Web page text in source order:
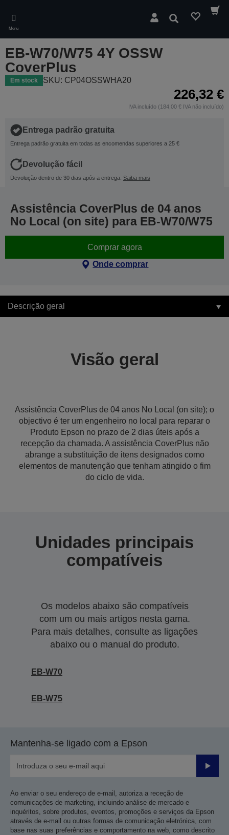
main
content
Menu
Pesquisar
EB-W70/W75 4Y OSSW
CoverPlus
Em stock SKU: CP04OSSWHA20
226,32 €
IVA incluído (184,00 € IVA não incluído)
Entrega padrão gratuita
Entrega padrão gratuita em todas as encomendas superiores a 25 €
Devolução fácil
Devolução dentro de 30 dias após a entrega. Saiba mais
Assistência CoverPlus de 04 anos
No Local (on site) para EB-W70/W75
Comprar agora
Onde comprar
Descrição geral
Visão geral
Assistência CoverPlus de 04 anos No Local (on site); o
objectivo é ter um engenheiro no local para reparar o
Produto Epson no prazo de 2 dias úteis após a
recepção da chamada. A assistência CoverPlus não
abrange a substituição de itens designados como
elementos de manutenção que tenham atingido o fim
do ciclo de vida.
Unidades principais
compatíveis
Os modelos abaixo são compatíveis
com um ou mais artigos nesta gama.
Para mais detalhes, consulte as ligações
abaixo ou o manual do produto.
EB-W70
EB-W75
Mantenha-se ligado com a Epson
Enviar
Ao enviar o seu endereço de e-mail, autoriza a receção de
comunicações de marketing, incluindo análise de mercado e
inquéritos, sobre produtos, eventos, promoções e serviços da Epson
através de e-mail ou outras formas de comunicação eletrónica, com
base nas suas preferências e comportamento na web, como descrito